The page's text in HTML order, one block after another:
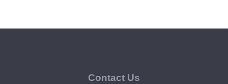
Contact Us